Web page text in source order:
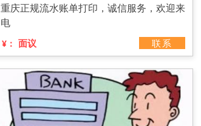
重庆正规流水账单打印，诚信服务，欢迎来
电
¥： 面议 联系